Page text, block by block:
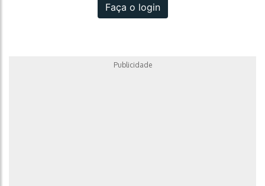
Faça o login
Publicidade